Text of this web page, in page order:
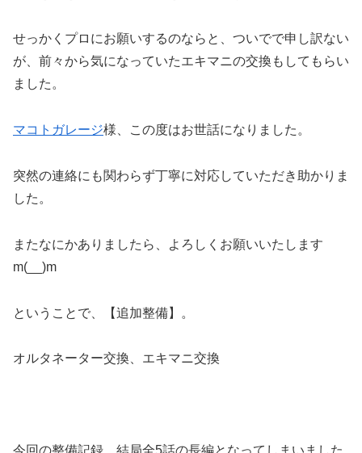
せっかくプロにお願いするのならと、ついでで申し訳ない
が、前々から気になっていたエキマニの交換もしてもらい
ました。
マコトガレージ様、この度はお世話になりました。
突然の連絡にも関わらず丁寧に対応していただき助かりま
した。
またなにかありましたら、よろしくお願いいたします
m(__)m
ということで、【追加整備】。
オルタネーター交換、エキマニ交換
今回の整備記録、結局全5話の長編となってしまいました